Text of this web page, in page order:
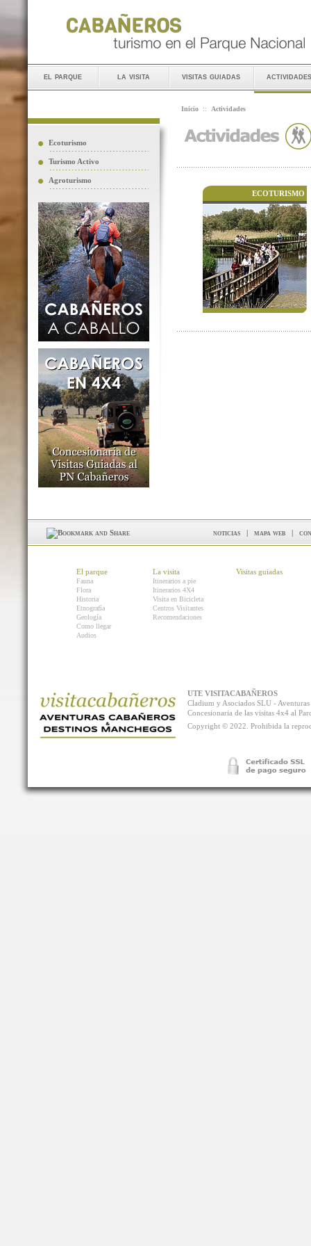
el parque la visita visitas guiadas actividades
Ecoturismo
Turismo Activo
Agroturismo
Inicio :: Actividades
ECOTURISMO
noticias | mapa web |
El parque
Fauna
Flora
Historia
Etnografía
Geología
Como llegar
Audios
La visita
Itinerarios a pie
Itinerarios 4X4
Visita en Bicicleta
Centros Visitantes
Recomendaciones
Visitas guiadas
UTE VISITACABAÑEROS
Cladium y Asociados SLU -
Concesionaria de las visitas 4x4 al
Copyright © 2022. Prohibida la